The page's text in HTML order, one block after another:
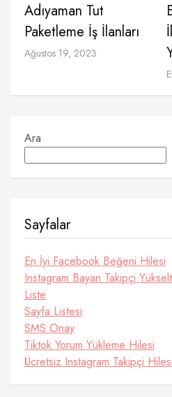
Adıyaman Tut
Paketleme İş İlanları
Ağustos 19, 2023
Ara
Sayfalar
En İyi Facebook Beğeni Hilesi
Instagram Bayan Takipçi
Liste
Sayfa Listesi
SMS Onay
Tiktok Yorum Yükleme Hilesi
Ücretsiz Instagram Takipçi Hilesi